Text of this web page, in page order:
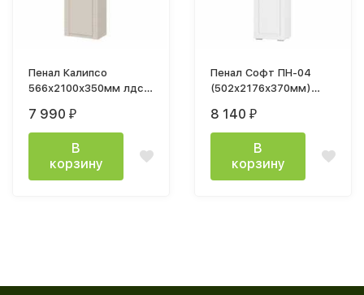
Пенал Калипсо
566х2100х350мм лдсп
7 990 ₽
В
корзину
Пенал Софт ПН-04
(502х2176х370мм)
F26
8 140 ₽
В
корзину